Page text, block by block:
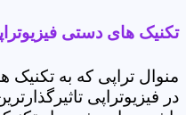
تکنیک های دستی
منوال تراپی که به
در فیزیوتراپی